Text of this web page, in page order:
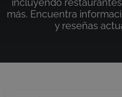
más. Encuentra
y reseñas